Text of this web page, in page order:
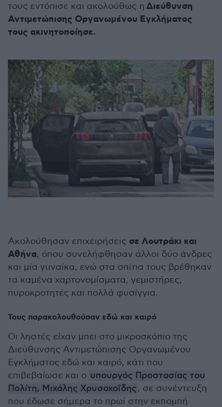
τους εντόπισε και ακολούθως η Διεύθυνση
Αντιμετώπισης Οργανωμένου Εγκλήματος
τους ακινητοποίησε.
Ακολούθησαν επιχειρήσεις σε Λουτράκι και
Αθήνα, όπου συνελήφθησαν άλλοι δύο άνδρες
και μία γυναίκα, ενώ στα σπίτια τους βρέθηκαν
τα καμένα χαρτονομίσματα, γεμιστήρες,
πυροκροτητές και πολλά φυσίγγια.
Τους παρακολουθούσαν εδώ και καιρό
Οι ληστές είχαν μπει στο μικροσκόπιο της
Διεύθυνσης Αντιμετώπισης Οργανωμένου
Εγκλήματος εδώ και καιρό, κάτι που
επιβεβαίωσε και ο υπουργός Προστασίας του
Πολίτη, Μιχάλης Χρυσοχοΐδης, σε συνέντευξη
που έδωσε σήμερα το πρωί στην εκπομπή